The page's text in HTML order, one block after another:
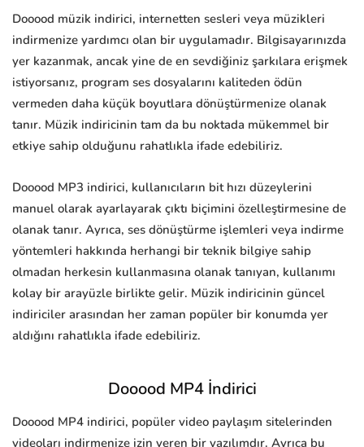
Dooood müzik indirici, internetten sesleri veya müzikleri
indirmenize yardımcı olan bir uygulamadır. Bilgisayarınızda
yer kazanmak, ancak yine de en sevdiğiniz şarkılara erişmek
istiyorsanız, program ses dosyalarını kaliteden ödün
vermeden daha küçük boyutlara dönüştürmenize olanak
tanır. Müzik indiricinin tam da bu noktada mükemmel bir
etkiye sahip olduğunu rahatlıkla ifade edebiliriz.
Dooood MP3 indirici, kullanıcıların bit hızı düzeylerini
manuel olarak ayarlayarak çıktı biçimini özelleştirmesine de
olanak tanır. Ayrıca, ses dönüştürme işlemleri veya indirme
yöntemleri hakkında herhangi bir teknik bilgiye sahip
olmadan herkesin kullanmasına olanak tanıyan, kullanımı
kolay bir arayüzle birlikte gelir. Müzik indiricinin güncel
indiriciler arasından her zaman popüler bir konumda yer
aldığını rahatlıkla ifade edebiliriz.
Dooood MP4 İndirici
Dooood MP4 indirici, popüler video paylaşım sitelerinden
videoları indirmenize izin veren bir yazılımdır. Ayrıca bu